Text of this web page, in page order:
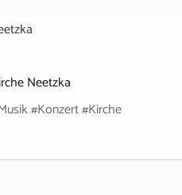
Neetzka
#Konzert #Kirche